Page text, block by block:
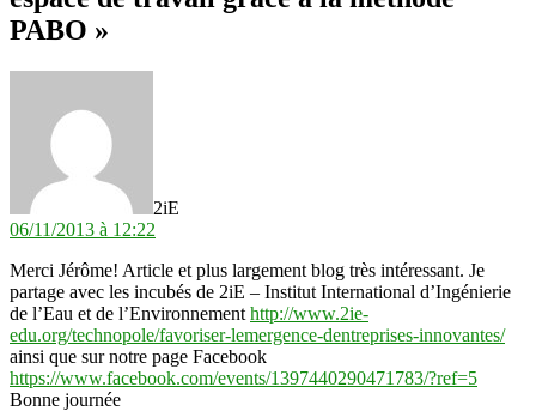
PABO »
2iE
06/11/2013 à 12:22
Merci Jérôme! Article et plus largement blog très intéressant. Je
partage avec les incubés de 2iE – Institut International d’Ingénierie
de l’Eau et de l’Environnement http://www.2ie-
edu.org/technopole/favoriser-lemergence-dentreprises-innovantes/
ainsi que sur notre page Facebook
https://www.facebook.com/events/1397440290471783/?ref=5
Bonne journée